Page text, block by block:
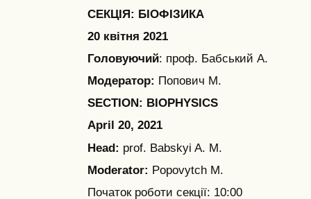
СЕКЦІЯ: БІОФІЗИКА
20 квітня 2021
Головуючий: проф. Бабський А.
Модератор: Попович М.
SECTION: BIOPHYSICS
April 20, 2021
Head: prof. Babskyi A. M.
Moderator: Popovytch M.
Початок роботи секції: 10:00